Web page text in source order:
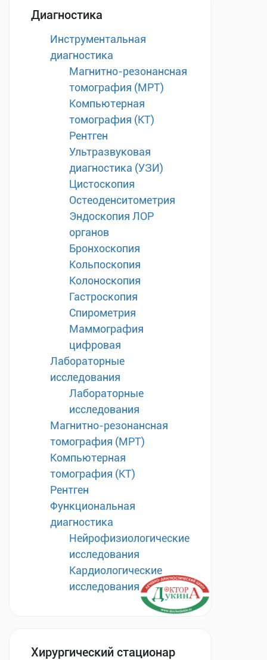
Диагностика
Инструментальная
диагностика
Магнитно-резонансная
томография (МРТ)
Компьютерная
томография (КТ)
Рентген
Ультразвуковая
диагностика (УЗИ)
Цистоскопия
Остеоденситометрия
Эндоскопия ЛОР
органов
Бронхоскопия
Кольпоскопия
Колоноскопия
Гастроскопия
Спирометрия
Маммография
цифровая
Лабораторные
исследования
Лабораторные
исследования
Магнитно-резонансная
томография (МРТ)
Компьютерная
томография (КТ)
Рентген
Функциональная
диагностика
Нейрофизиологические
исследования
Кардиологические
исследования
Хирургический стационар